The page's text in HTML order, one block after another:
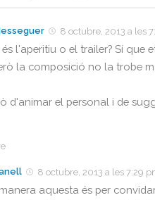
8 octubre, 2013 a les
l'aperitiu o el trailer? Sí que
la composició no la trobe
d'animar el personal i de
8 octubre, 2013 a les 7:29
aquesta és per